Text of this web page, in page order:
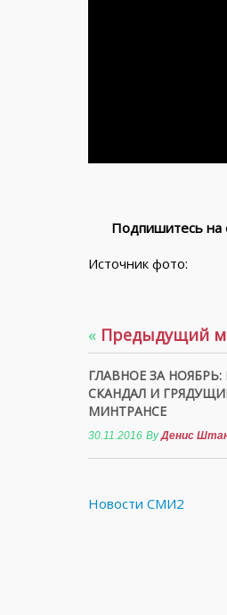
Подпишитесь на
Источник фото:
« Предыдущий
ГЛАВНОЕ ЗА
СКАНДАЛ И
МИНТРАНСЕ
30.11.2016 ByДенис
Новости СМИ2